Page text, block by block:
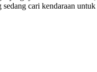
sedang cari kendaraan